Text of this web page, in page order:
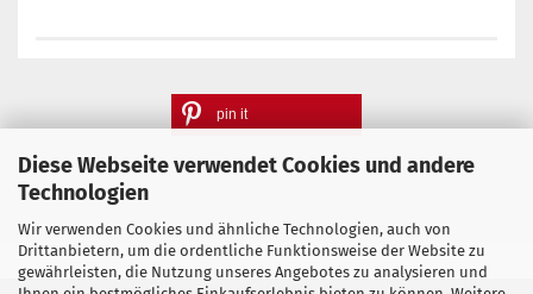
Diese Webseite verwendet Cookies und andere
Technologien
Wir verwenden Cookies und ähnliche Technologien, auch von
Drittanbietern, um die ordentliche Funktionsweise der Website zu
gewährleisten, die Nutzung unseres Angebotes zu analysieren und
pin it